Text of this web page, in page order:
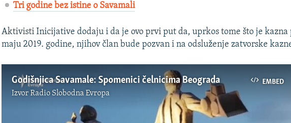
Tri godine bez istine o Savamali
Aktivisti Inicijative dodaju i da je ovo prvi put da, uprkos tome što je kazna
maju 2019. godine, njihov član bude pozvan i na odsluženje zatvorske
EMBED
Godišnjica Savamale: Spomenici čelnicima Beograda
IzvorRadio Slobodna Evropa